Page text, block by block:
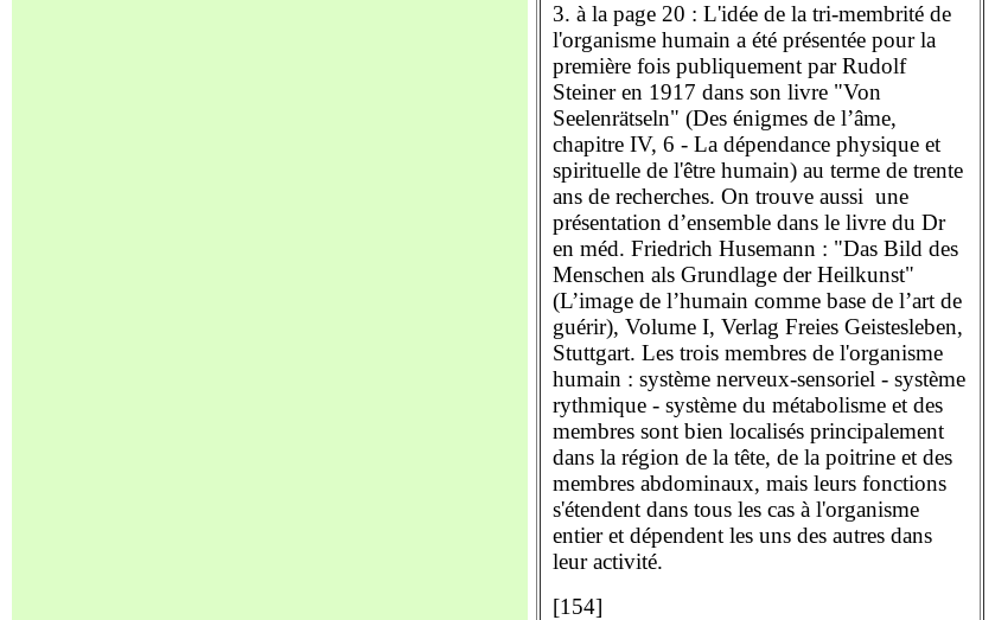
3. à la page 20 : L'idée de la tri-membrité de
l'organisme humain a été présentée pour la
première fois publiquement par Rudolf
Steiner en 1917 dans son livre "Von
Seelenrätseln" (Des énigmes de l’âme,
chapitre IV, 6 - La dépendance physique et
spirituelle de l'être humain) au terme de trente
ans de recherches. On trouve aussi une
présentation d’ensemble dans le livre du Dr
en méd. Friedrich Husemann : "Das Bild des
Menschen als Grundlage der Heilkunst"
(L’image de l’humain comme base de l’art de
guérir), Volume I, Verlag Freies Geistesleben,
Stuttgart. Les trois membres de l'organisme
humain : système nerveux-sensoriel - système
rythmique - système du métabolisme et des
membres sont bien localisés principalement
dans la région de la tête, de la poitrine et des
membres abdominaux, mais leurs fonctions
s'étendent dans tous les cas à l'organisme
entier et dépendent les uns des autres dans
leur activité.
[154]